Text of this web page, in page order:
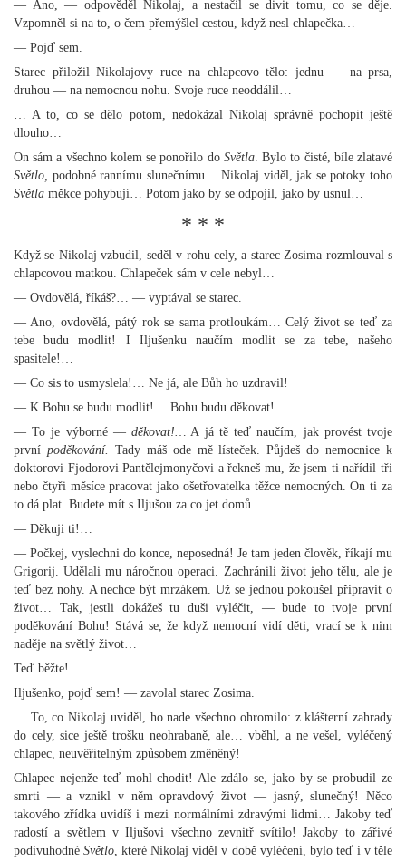
— Ano, — odpověděl Nikolaj, a nestačil se divit tomu, co se děje.
Vzpomněl si na to, o čem přemýšlel cestou, když nesl chlapečka…
— Pojď sem.
Starec přiložil Nikolajovy ruce na chlapcovo tělo: jednu — na prsa,
druhou — na nemocnou nohu. Svoje ruce neoddálil…
… A to, co se dělo potom, nedokázal Nikolaj správně pochopit ještě
dlouho…
On sám a všechno kolem se ponořilo do Světla. Bylo to čisté, bíle zlatavé
Světlo, podobné rannímu slunečnímu… Nikolaj viděl, jak se potoky toho
Světla měkce pohybují… Potom jako by se odpojil, jako by usnul…
* * *
Když se Nikolaj vzbudil, seděl v rohu cely, a starec Zosima rozmlouval s
chlapcovou matkou. Chlapeček sám v cele nebyl…
— Ovdovělá, říkáš?… — vyptával se starec.
— Ano, ovdovělá, pátý rok se sama protloukám… Celý život se teď za
tebe budu modlit! I Iljušenku naučím modlit se za tebe, našeho
spasitele!…
— Co sis to usmyslela!… Ne já, ale Bůh ho uzdravil!
— K Bohu se budu modlit!… Bohu budu děkovat!
— To je výborné —děkovat!… A já tě teď naučím, jak provést tvoje
první poděkování. Tady máš ode mě lísteček. Půjdeš do nemocnice k
doktorovi Fjodorovi Pantělejmonyčovi a řekneš mu, že jsem ti nařídil tři
nebo čtyři měsíce pracovat jako ošetřovatelka těžce nemocných. On ti za
to dá plat. Budete mít s Iljušou za co jet domů.
— Děkuji ti!…
— Počkej, vyslechni do konce, neposedná! Je tam jeden člověk, říkají mu
Grigorij. Udělali mu náročnou operaci. Zachránili život jeho tělu, ale je
teď bez nohy. A nechce být mrzákem. Už se jednou pokoušel připravit o
život… Tak, jestli dokážeš tu duši vyléčit, — bude to tvoje první
poděkování Bohu! Stává se, že když nemocní vidí děti, vrací se k nim
naděje na světlý život…
Teď běžte!…
Iljušenko, pojď sem! — zavolal starec Zosima.
… To, co Nikolaj uviděl, ho nade všechno ohromilo: z klášterní zahrady
do cely, sice ještě trošku neohrabaně, ale… vběhl, a ne vešel, vyléčený
chlapec, neuvěřitelným způsobem změněný!
Chlapec nejenže teď mohl chodit! Ale zdálo se, jako by se probudil ze
smrti — a vznikl v něm opravdový život — jasný, slunečný! Něco
takového zřídka uvidíš i mezi normálními zdravými lidmi… Jakoby teď
radostí a světlem v Iljušovi všechno zevnitř svítilo! Jakoby to zářivé
podivuhodnéSvětlo, které Nikolaj viděl v době vyléčení, bylo teď i v těle